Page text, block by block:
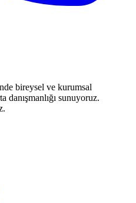
bireysel ve kurumsal
danışmanlığı sunuyoruz.